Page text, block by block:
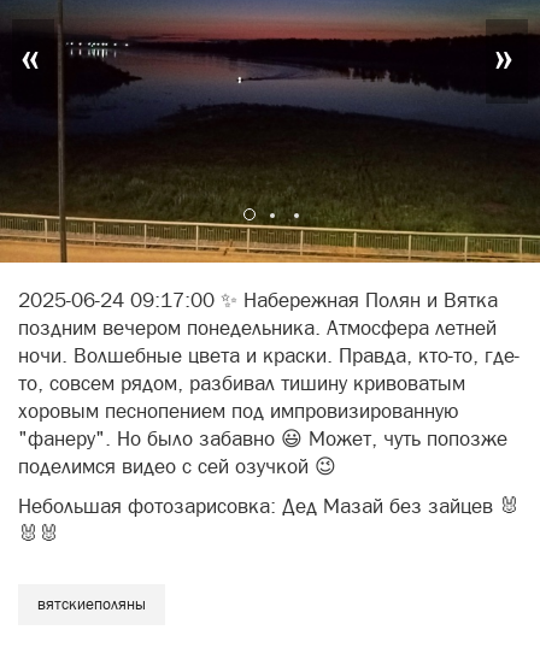
« »
2025-06-24 09:17:00 ✨ Набережная Полян и Вятка
поздним вечером понедельника. Атмосфера летней
ночи. Волшебные цвета и краски. Правда, кто-то, где-
то, совсем рядом, разбивал тишину кривоватым
хоровым песнопением под импровизированную
"фанеру". Но было забавно 😃 Может, чуть попозже
поделимся видео с сей озучкой 😉
Небольшая фотозарисовка: Дед Мазай без зайцев 🐰
🐰🐰
вятскиеполяны